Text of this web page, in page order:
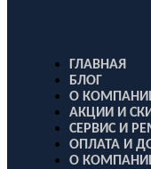
ГЛАВНАЯ
БЛОГ
О
АКЦИИ И
СЕРВИС И
ОПЛАТА И
О